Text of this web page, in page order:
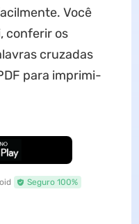
Você
conferir os
cruzadas
para imprimi-
Seguro 100%